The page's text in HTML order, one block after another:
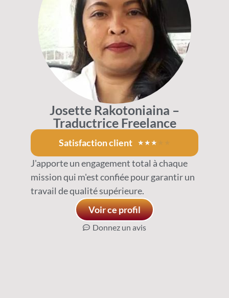
Josette Rakotoniaina –
Traductrice Freelance
Satisfaction client ★★★
J'apporte un engagement total à chaque
mission qui m'est confiée pour garantir un
travail de qualité supérieure.
Voir ce profil
Donnez un avis